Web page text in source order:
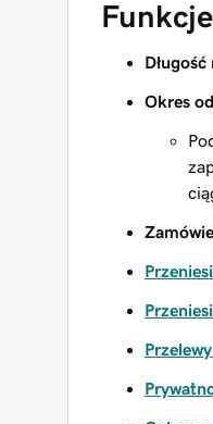
Funkcje
Okres